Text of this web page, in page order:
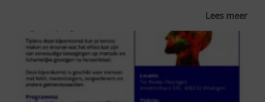
Lees meer